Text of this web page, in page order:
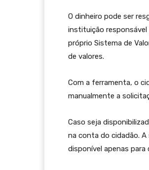
O dinheiro pode ser
instituição responsável
próprio Sistema de
de valores.
Com a ferramenta, o
manualmente a
Caso seja
na conta do cidadão.
disponível apenas